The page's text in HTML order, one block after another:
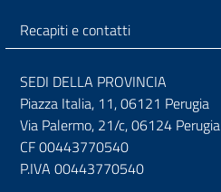
Recapiti e contatti
SEDI DELLA PROVINCIA
Piazza Italia, 11, 06121 Perugia
Via Palermo, 21/c, 06124 Perugia
CF 00443770540
P.IVA 00443770540